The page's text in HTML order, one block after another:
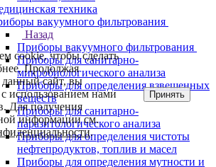
техника
вакуумного фильтрования
Назад
Приборы вакуумного фильтрования
Приборы для санитарно-
микробиологического анализа
Приборы для определения взвешенных
веществ
Приборы для санитарно-
паразитологического анализа
Приборы для определения чистоты
нефтепродуктов, топлив и масел
Приборы для определения мутности и
cookie, чтобы сделать
Продолжая
данный сайт, вы
с использованием нами
Для получения
информации см.
.
Принять